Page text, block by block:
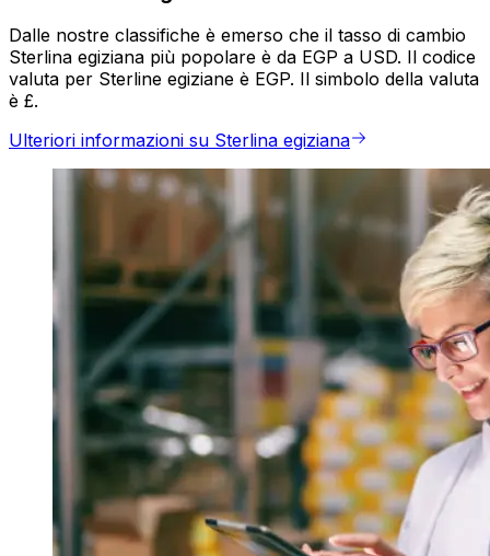
Dalle nostre classifiche è emerso che il tasso di cambio
Sterlina egiziana più popolare è da EGP a USD. Il codice
valuta per Sterline egiziane è EGP. Il simbolo della valuta
è £.
Ulteriori informazioni su Sterlina egiziana